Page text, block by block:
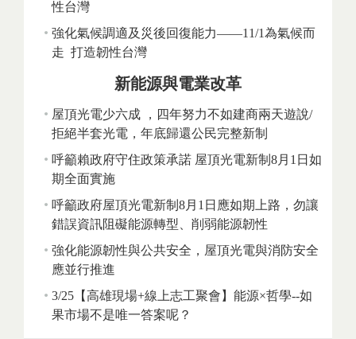
性台灣
強化氣候調適及災後回復能力——11/1為氣候而
走 打造韌性台灣
新能源與電業改革
屋頂光電少六成 ，四年努力不如建商兩天遊說/
拒絕半套光電，年底歸還公民完整新制
呼籲賴政府守住政策承諾 屋頂光電新制8月1日如
期全面實施
呼籲政府屋頂光電新制8月1日應如期上路，勿讓
錯誤資訊阻礙能源轉型、削弱能源韌性
強化能源韌性與公共安全，屋頂光電與消防安全
應並行推進
3/25【高雄現場+線上志工聚會】能源×哲學--如
果市場不是唯一答案呢？